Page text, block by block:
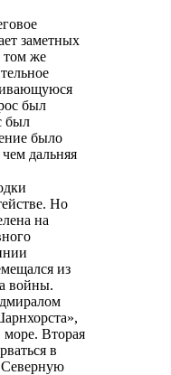
заметных
том же
был
был
было
дальняя
Но
на
из
войны.
Вторая
в
Северную